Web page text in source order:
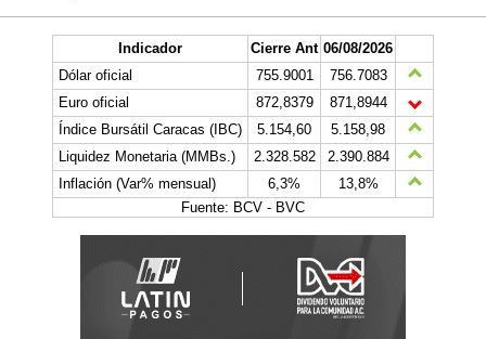
Indicador Cierre Ant 06/08/2026
Dólar oficial
755.9001
756.7083
Euro oficial
872,8379
871,8944
Índice Bursátil Caracas (IBC)
5.154,60
5.158,98
Liquidez Monetaria (MMBs.)
2.328.582
2.390.884
Inflación (Var% mensual)
6,3%
13,8%
Fuente: BCV - BVC